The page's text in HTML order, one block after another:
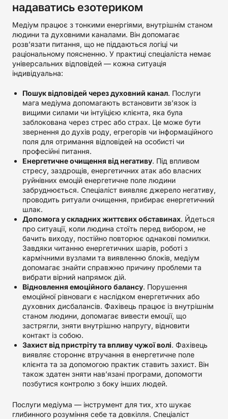
надаватись езотериком
Медіум працює з тонкими енергіями, внутрішнім станом
людини та духовними каналами. Він допомагає
розв’язати питання, що не піддаються логіці чи
раціональному поясненню. У практиці спеціаліста немає
універсальних відповідей — кожна ситуація
індивідуальна:
Пошук відповідей через духовний канал. Послуги
мага медіума допомагають встановити зв’язок із
вищими силами чи інтуїцією клієнта, яка була
заблокована через стрес або страх. Це може бути
звернення до духів роду, егрегорів чи інформаційного
поля для отримання відповідей на особисті чи
професійні питання.
Енергетичне очищення від негативу. Під впливом
стресу, заздрощів, енергетичних атак або власних
руйнівних емоцій енергетичне поле людини
забруднюється. Спеціаліст виявляє джерело негативу,
проводить ритуали очищення, прибирає енергетичний
шлак.
Допомога у складних життєвих обставинах. Йдеться
про ситуації, коли людина стоїть перед вибором, не
бачить виходу, постійно повторює однакові помилки.
Завдяки читанню енергетичних шарів, роботі з
кармічними вузлами та виявленню блоків, медіум
допомагає знайти справжню причину проблеми та
вибрати вірний напрямок дій.
Відновлення емоційного балансу. Порушення
емоційної рівноваги є наслідком енергетичних або
духовних дисбалансів. Фахівець працює із внутрішнім
станом людини, допомагає вивести емоції, що
застрягли, зняти внутрішню напругу, відновити
контакт із собою.
Захист від пристріту та впливу чужої волі. Фахівець
виявляє стороннє втручання в енергетичне поле
клієнта та за допомогою практик ставить захист. Він
також здатен зняти нав’язані програми, допомогти
позбутися контролю з боку інших людей.
Послуги медіума — інструмент для тих, хто шукає
глибинного розуміння себе та довкілля. Спеціаліст